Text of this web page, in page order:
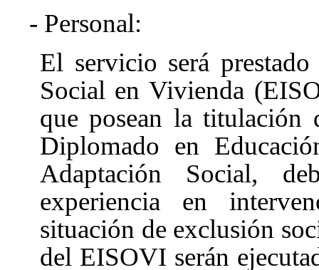
- Personal:
El servicio será
Social en Vivienda
que posean la titulación
Diplomado en
Adaptación Social,
experiencia en
situación de exclusión
del EISOVI serán